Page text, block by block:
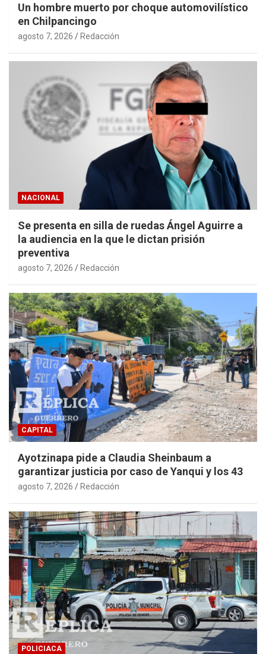
Un hombre muerto por choque automovilístico
en Chilpancingo
agosto 7, 2026 Redacción
NACIONAL
Se presenta en silla de ruedas Ángel Aguirre a
la audiencia en la que le dictan prisión
preventiva
agosto 7, 2026 Redacción
CAPITAL
Ayotzinapa pide a Claudia Sheinbaum a
garantizar justicia por caso de Yanqui y los 43
agosto 7, 2026 Redacción
POLICIACA